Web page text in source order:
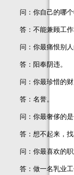
问：你自己的哪个
答：不能兼顾工作
问：你最痛恨别人
答：阳奉阴违。
问：你最珍惜的财
答：名誉。
问：你最奢侈的是
答：想不起来，找
问：你最喜欢的职
答：做一名乳业工